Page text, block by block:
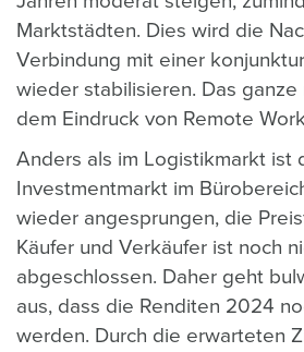
Marktstädten. Dies wird die
Verbindung mit einer
wieder stabilisieren. Das ganze
dem Eindruck von Remote
Anders als im Logistikmarkt ist
Investmentmarkt im
wieder angesprungen, die
Käufer und Verkäufer ist noch
abgeschlossen. Daher geht
aus, dass die Renditen 2024
werden. Durch die erwarteten